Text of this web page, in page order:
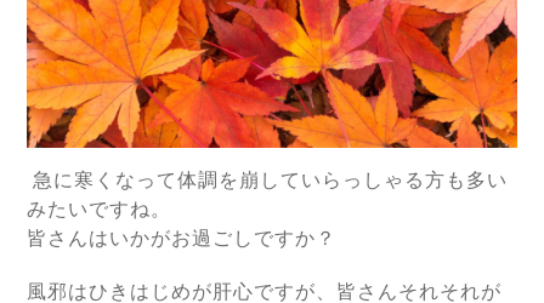
急に寒くなって体調を崩していらっしゃる方も多い
みたいですね。
皆さんはいかがお過ごしですか？
風邪はひきはじめが肝心ですが、皆さんそれそれが